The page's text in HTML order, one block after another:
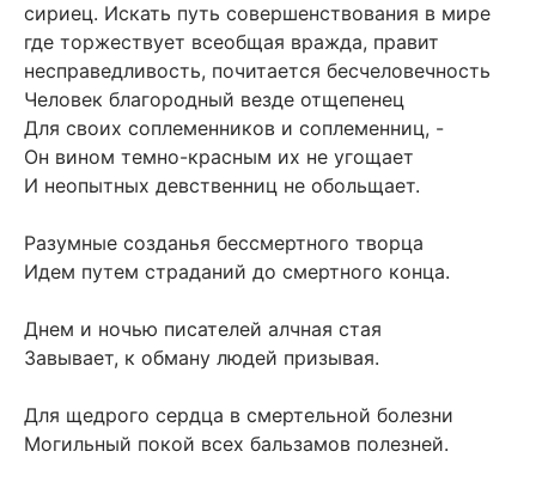
сириец. Искать путь совершенствования в мире
где торжествует всеобщая вражда, правит
несправедливость, почитается бесчеловечность
Человек благородный везде отщепенец
Для своих соплеменников и соплеменниц, -
Он вином темно-красным их не угощает
И неопытных девственниц не обольщает.
Разумные созданья бессмертного творца
Идем путем страданий до смертного конца.
Днем и ночью писателей алчная стая
Завывает, к обману людей призывая.
Для щедрого сердца в смертельной болезни
Могильный покой всех бальзамов полезней.